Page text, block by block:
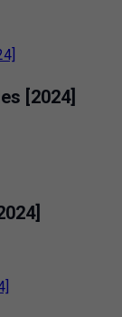
[2024]